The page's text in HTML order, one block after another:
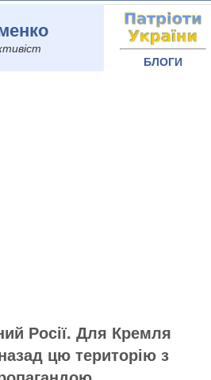
БЛОГИ
Росії. Для Кремля
цю територію з